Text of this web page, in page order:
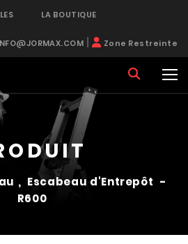
LA BOUTIQUE
Zone Restreinte
, Escabeau d'Entrepôt -
R600